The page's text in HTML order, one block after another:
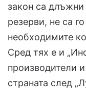
закон са
резерви, не са
необходимите
Сред тях е и
производители
страната след